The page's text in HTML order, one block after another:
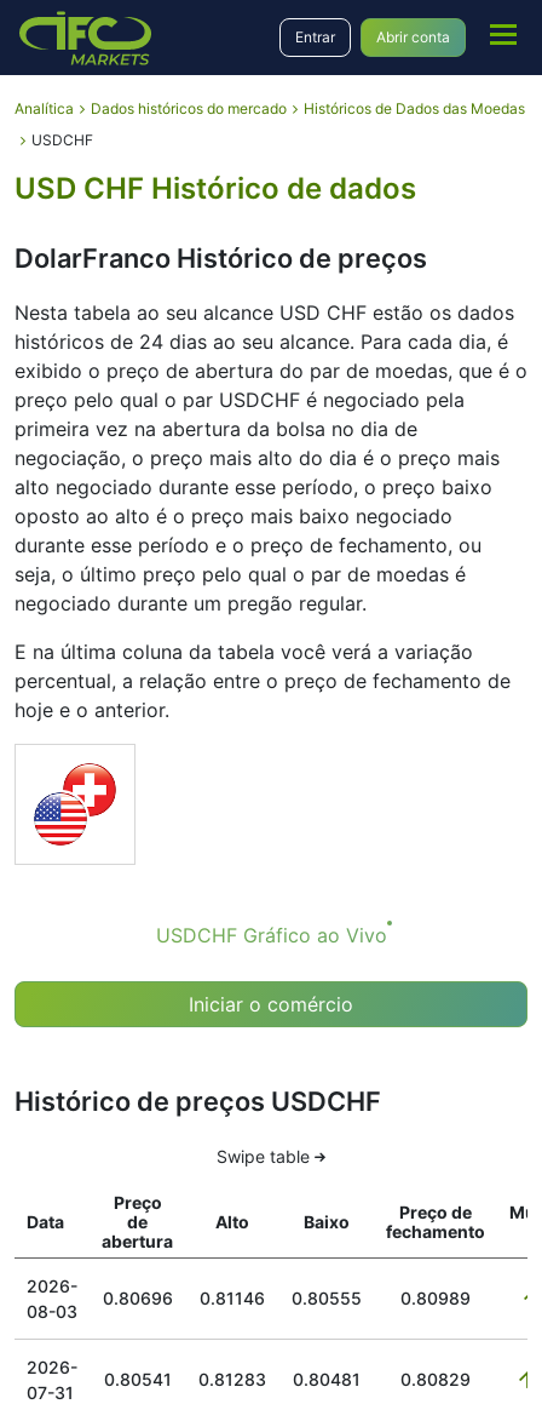
Entrar Abrir conta
Analítica Dados históricos do mercado
Históricos de Dados das Moedas
USDCHF
USD CHF Histórico de dados
DolarFranco Histórico de preços
Nesta tabela ao seu alcance USD CHF estão os dados
históricos de 24 dias ao seu alcance․ Para cada dia, é
exibido o preço de abertura do par de moedas, que é o
preço pelo qual o par USDCHF é negociado pela
primeira vez na abertura da bolsa no dia de
negociação, o preço mais alto do dia é o preço mais
alto negociado durante esse período, o preço baixo
oposto ao alto é o preço mais baixo negociado
durante esse período e o preço de fechamento, ou
seja, o último preço pelo qual o par de moedas é
negociado durante um pregão regular.
E na última coluna da tabela você verá a variação
percentual, a relação entre o preço de fechamento de
hoje e o anterior.
USDCHF Gráfico ao Vivo
Iniciar o comércio
Histórico de preços USDCHF
Swipe table
Data
Preço
de
abertura
Alto Baixo
Preço de
fechamento
2026-
08-03
0.80696 0.81146 0.80555 0.80989
2026-
07-31
0.80541 0.81283 0.80481 0.80829